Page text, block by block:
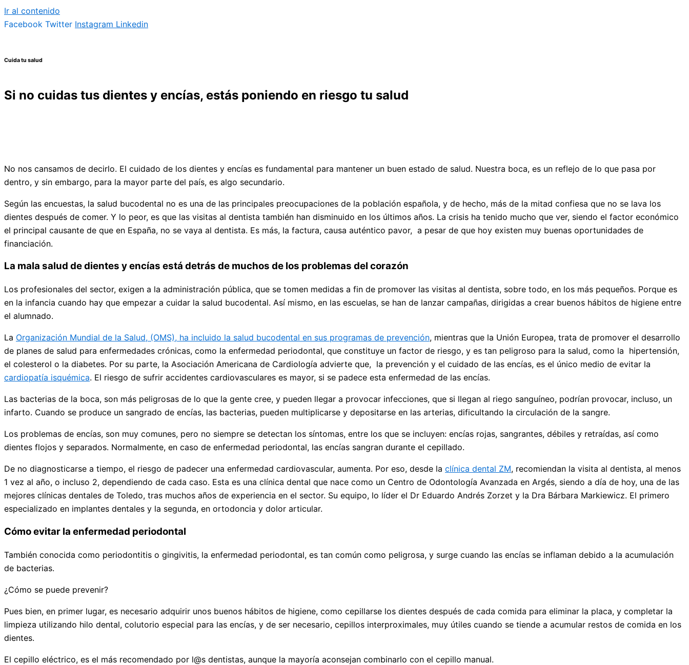
Ir al contenido
Facebook Twitter Instagram Linkedin
Cuida tu salud
Si no cuidas tus dientes y encías, estás poniendo en riesgo tu salud
No nos cansamos de decirlo. El cuidado de los dientes y encías es fundamental para mantener un buen estado de salud. Nuestra boca, es un reflejo de lo que pasa por
dentro, y sin embargo, para la mayor parte del país, es algo secundario.
Según las encuestas, la salud bucodental no es una de las principales preocupaciones de la población española, y de hecho, más de la mitad confiesa que no se lava los
dientes después de comer. Y lo peor, es que las visitas al dentista también han disminuido en los últimos años. La crisis ha tenido mucho que ver, siendo el factor económico
el principal causante de que en España, no se vaya al dentista. Es más, la factura, causa auténtico pavor, a pesar de que hoy existen muy buenas oportunidades de
financiación.
La mala salud de dientes y encías está detrás de muchos de los problemas del corazón
Los profesionales del sector, exigen a la administración pública, que se tomen medidas a fin de promover las visitas al dentista, sobre todo, en los más pequeños. Porque es
en la infancia cuando hay que empezar a cuidar la salud bucodental. Así mismo, en las escuelas, se han de lanzar campañas, dirigidas a crear buenos hábitos de higiene entre
el alumnado.
La Organización Mundial de la Salud, (OMS), ha incluido la salud bucodental en sus programas de prevención, mientras que la Unión Europea, trata de promover el desarrollo
de planes de salud para enfermedades crónicas, como la enfermedad periodontal, que constituye un factor de riesgo, y es tan peligroso para la salud, como la hipertensión,
el colesterol o la diabetes. Por su parte, la Asociación Americana de Cardiología advierte que, la prevención y el cuidado de las encías, es el único medio de evitar la
cardiopatía isquémica. El riesgo de sufrir accidentes cardiovasculares es mayor, si se padece esta enfermedad de las encías.
Las bacterias de la boca, son más peligrosas de lo que la gente cree, y pueden llegar a provocar infecciones, que si llegan al riego sanguíneo, podrían provocar, incluso, un
infarto. Cuando se produce un sangrado de encías, las bacterias, pueden multiplicarse y depositarse en las arterias, dificultando la circulación de la sangre.
Los problemas de encías, son muy comunes, pero no siempre se detectan los síntomas, entre los que se incluyen: encías rojas, sangrantes, débiles y retraídas, así como
dientes flojos y separados. Normalmente, en caso de enfermedad periodontal, las encías sangran durante el cepillado.
De no diagnosticarse a tiempo, el riesgo de padecer una enfermedad cardiovascular, aumenta. Por eso, desde la clínica dental ZM, recomiendan la visita al dentista, al menos
1 vez al año, o incluso 2, dependiendo de cada caso. Esta es una clínica dental que nace como un Centro de Odontología Avanzada en Argés, siendo a día de hoy, una de las
mejores clínicas dentales de Toledo, tras muchos años de experiencia en el sector. Su equipo, lo líder el Dr Eduardo Andrés Zorzet y la Dra Bárbara Markiewicz. El primero
especializado en implantes dentales y la segunda, en ortodoncia y dolor articular.
Cómo evitar la enfermedad periodontal
También conocida como periodontitis o gingivitis, la enfermedad periodontal, es tan común como peligrosa, y surge cuando las encías se inflaman debido a la acumulación
de bacterias.
¿Cómo se puede prevenir?
Pues bien, en primer lugar, es necesario adquirir unos buenos hábitos de higiene, como cepillarse los dientes después de cada comida para eliminar la placa, y completar la
limpieza utilizando hilo dental, colutorio especial para las encías, y de ser necesario, cepillos interproximales, muy útiles cuando se tiende a acumular restos de comida en los
dientes.
El cepillo eléctrico, es el más recomendado por l@s dentistas, aunque la mayoría aconsejan combinarlo con el cepillo manual.